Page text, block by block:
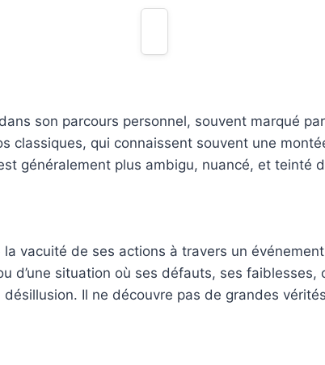
son parcours personnel, souvent marqué
qui connaissent souvent une
généralement plus ambigu, nuancé, et teinté
vacuité de ses actions à travers un
d’une situation où ses défauts, ses
Il ne découvre pas de grandes